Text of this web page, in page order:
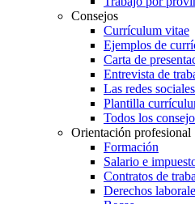
Consejos
Currículum vitae
Ejemplos de
Carta de
Entrevista de
Las redes sociales
Plantilla
Todos los
Orientación profesional
Formación
Salario e
Contratos de
Derechos